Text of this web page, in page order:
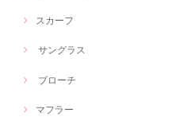
スカーフ
サングラス
ブローチ
マフラー